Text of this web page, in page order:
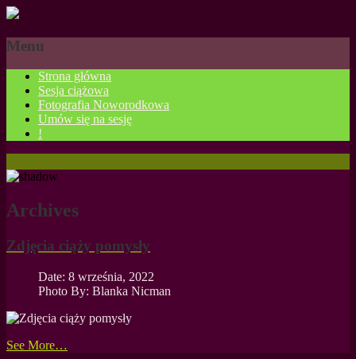
Menu
Strona główna
Sesja ciążowa
Fotografia Noworodkowa
Umów się na sesję
!
Archives
Zdjęcia ciąży pomysły
Date: 8 września, 2022
Photo By: Blanka Nicman
See More…